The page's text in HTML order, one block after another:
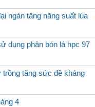
ngàn tăng năng suất lúa
dụng phân bón lá hpc 97
trồng tăng sức đề kháng
4